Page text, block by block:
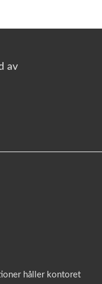
av
håller kontoret